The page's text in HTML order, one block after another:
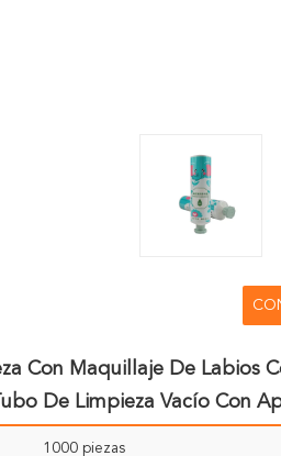
Con Maquillaje De Labios
De Limpieza Vacío Con
1000 piezas